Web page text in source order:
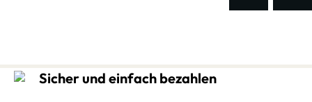
Sicher und einfach bezahlen